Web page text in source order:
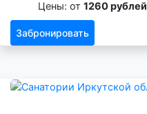
Цены: от 1260 рублей
Забронировать